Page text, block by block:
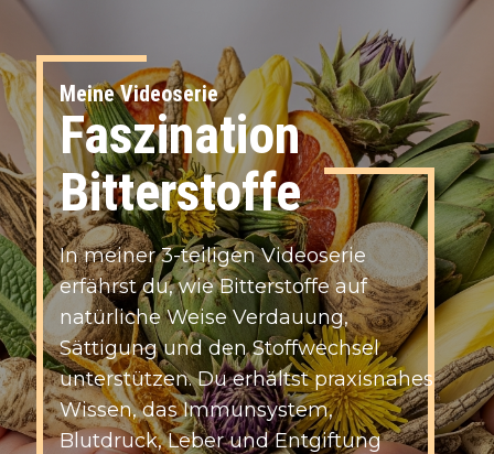
Meine Videoserie
Faszination
Bitterstoffe
I​n meiner 3-teiligen Videoserie
erfährst du, wie Bitterstoffe auf
natürliche Weise Verdauung,
Sättigung und den Stoffwechsel
unterstützen. Du erhältst praxisnahes
Wissen, das Immunsystem,
Blutdruck, Leber und Entgiftung